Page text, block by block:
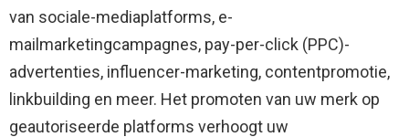
van sociale-mediaplatforms, e-
mailmarketingcampagnes, pay-per-click (PPC)-
advertenties, influencer-marketing, contentpromotie,
linkbuilding en meer. Het promoten van uw merk op
geautoriseerde platforms verhoogt uw